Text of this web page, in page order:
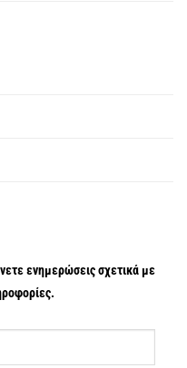
ενημερώσεις σχετικά με